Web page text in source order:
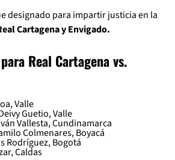
designado para impartir justicia en la
Cartagena y Envigado.
Real Cartagena vs.
Valle
Guetio, Valle
Vallesta, Cundinamarca
Colmenares, Boyacá
Rodríguez, Bogotá
Caldas